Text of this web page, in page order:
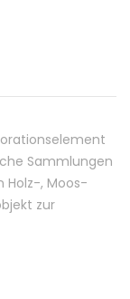
Sammlungen
Holz-, Moos-
zur